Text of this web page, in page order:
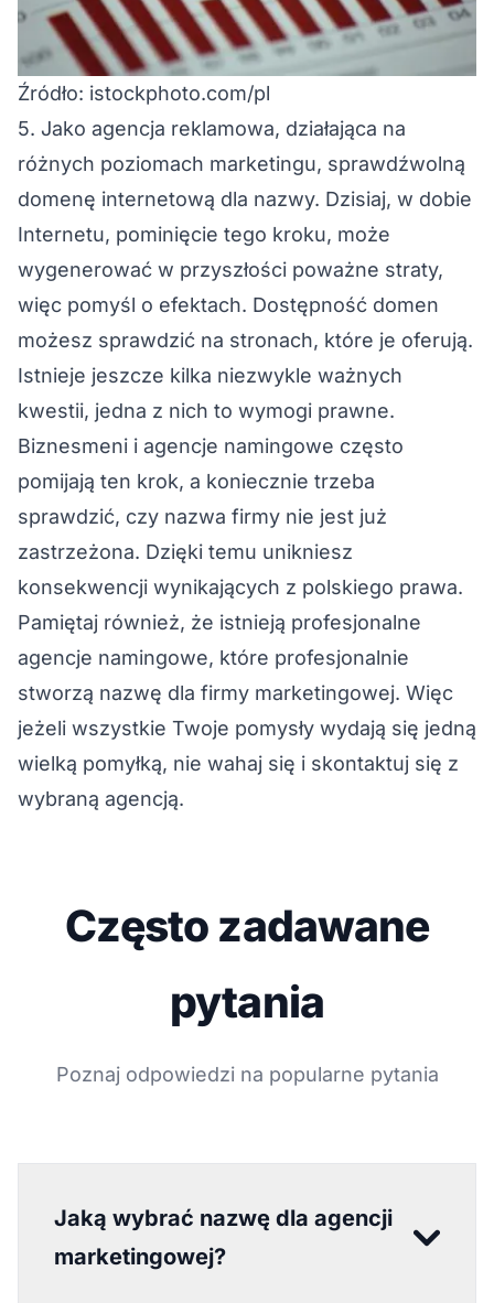
Źródło: istockphoto.com/pl
5. Jako agencja reklamowa, działająca na
różnych poziomach marketingu, sprawdźwolną
domenę internetową dla nazwy. Dzisiaj, w dobie
Internetu, pominięcie tego kroku, może
wygenerować w przyszłości poważne straty,
więc pomyśl o efektach. Dostępność domen
możesz sprawdzić na stronach, które je oferują.
Istnieje jeszcze kilka niezwykle ważnych
kwestii, jedna z nich to wymogi prawne.
Biznesmeni i agencje namingowe często
pomijają ten krok, a koniecznie trzeba
sprawdzić, czy nazwa firmy nie jest już
zastrzeżona. Dzięki temu unikniesz
konsekwencji wynikających z polskiego prawa.
Pamiętaj również, że istnieją profesjonalne
agencje namingowe, które profesjonalnie
stworzą nazwę dla firmy marketingowej. Więc
jeżeli wszystkie Twoje pomysły wydają się jedną
wielką pomyłką, nie wahaj się i skontaktuj się z
wybraną agencją.
Często zadawane
pytania
Poznaj odpowiedzi na popularne pytania
Jaką wybrać nazwę dla agencji
marketingowej?